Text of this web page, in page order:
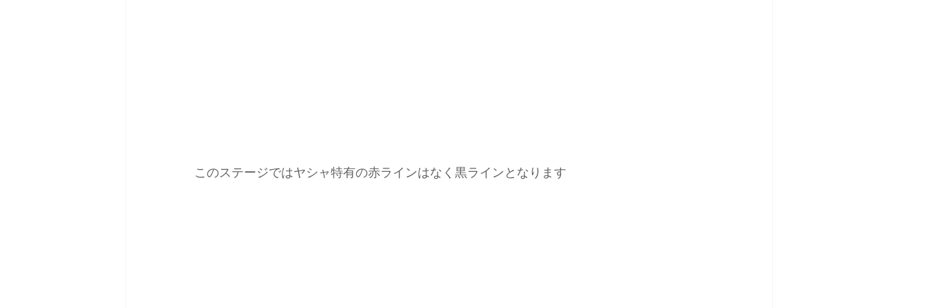
このステージではヤシャ特有の赤ラインはなく黒ラインとなります